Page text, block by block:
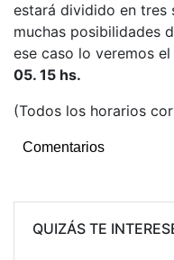
estará dividido en tres
muchas posibilidades
ese caso lo veremos el
05. 15 hs.
(Todos los horarios
Comentarios
QUIZÁS TE